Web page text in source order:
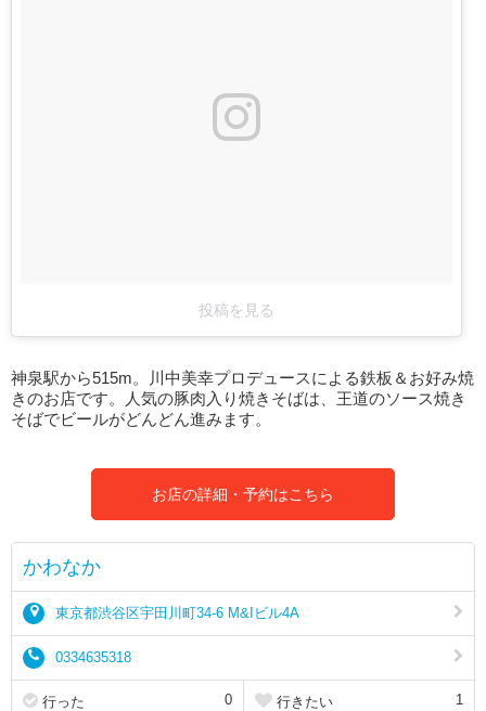
投稿を見る
神泉駅から515m。川中美幸プロデュースによる鉄板＆お好み焼
きのお店です。人気の豚肉入り焼きそばは、王道のソース焼き
そばでビールがどんどん進みます。
お店の詳細・予約はこちら
かわなか
東京都渋谷区宇田川町34-6 M&Iビル4A
0334635318
行った 0 行きたい 1